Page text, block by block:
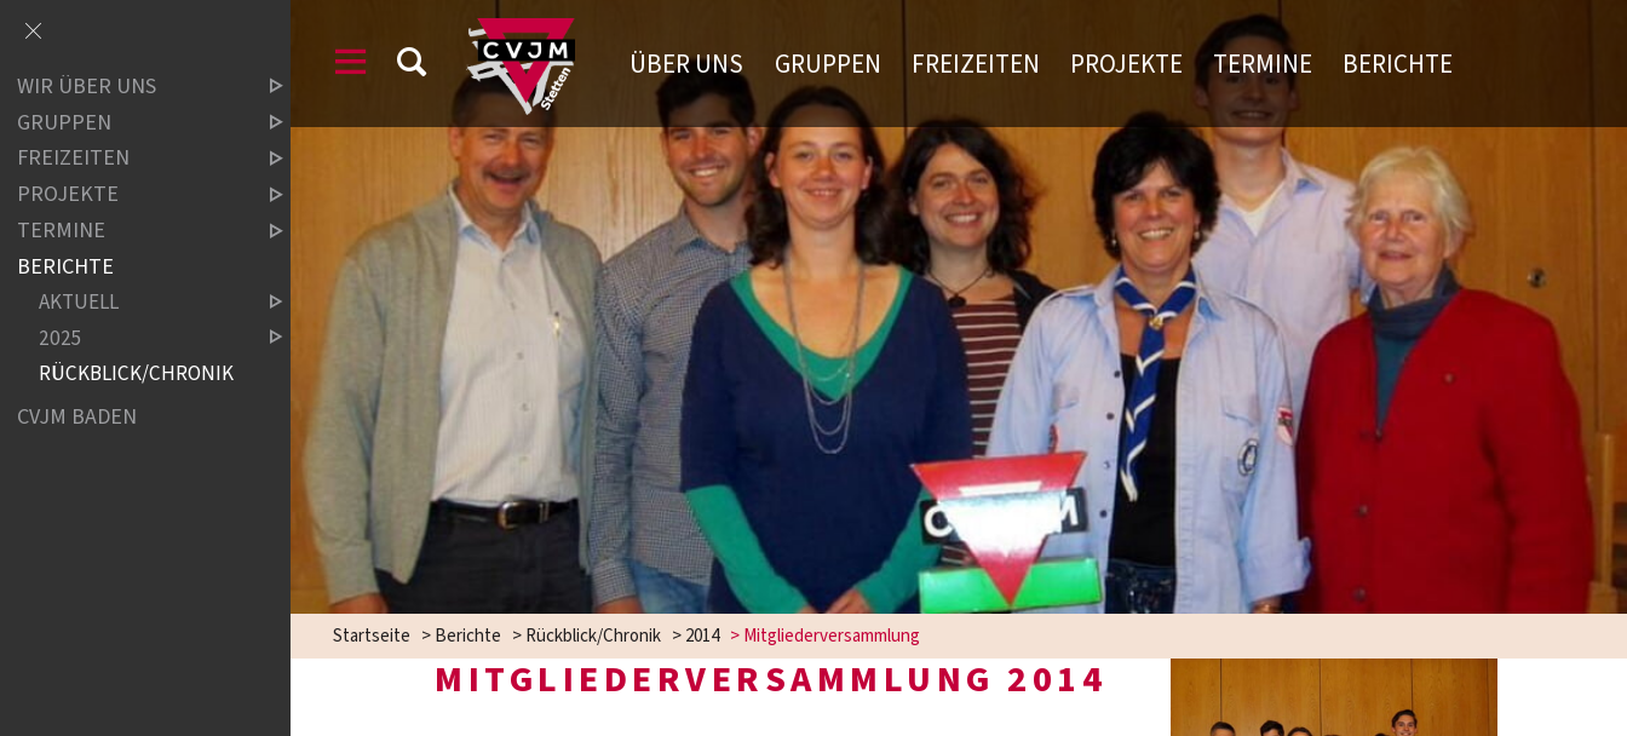
ÜBER UNS GRUPPEN FREIZEITEN PROJEKTE TERMINE BERICHTE
Startseite >Berichte >Rückblick/Chronik >2014 >Mitgliederversammlung
MITGLIEDERVERSAMMLUNG 2014
WIR ÜBER UNS
GRUPPEN
FREIZEITEN
PROJEKTE
TERMINE
BERICHTE
AKTUELL
2025
RÜCKBLICK/CHRONIK
CVJM BADEN